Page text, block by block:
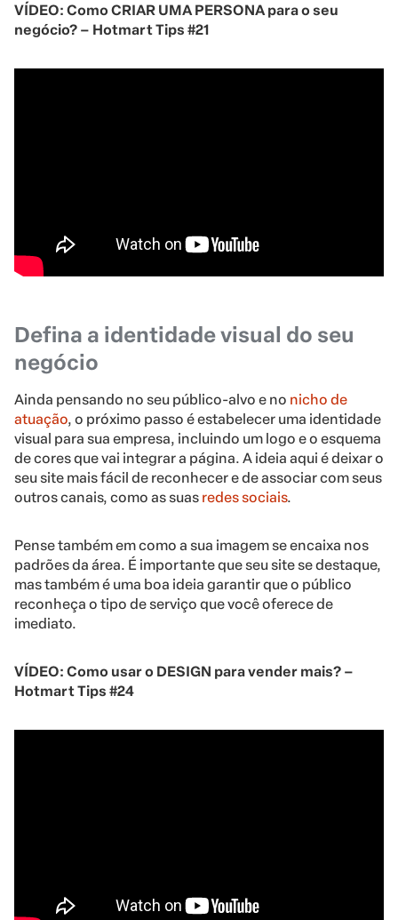
VÍDEO: Como CRIAR UMA PERSONA para o seu
negócio? – Hotmart Tips #21
Defina a identidade visual do seu
negócio
Ainda pensando no seu público-alvo e no nicho de
atuação, o próximo passo é estabelecer uma identidade
visual para sua empresa, incluindo um logo e o esquema
de cores que vai integrar a página. A ideia aqui é deixar o
seu site mais fácil de reconhecer e de associar com seus
outros canais, como as suas redes sociais.
Pense também em como a sua imagem se encaixa nos
padrões da área. É importante que seu site se destaque,
mas também é uma boa ideia garantir que o público
reconheça o tipo de serviço que você oferece de
imediato.
VÍDEO: Como usar o DESIGN para vender mais? –
Hotmart Tips #24